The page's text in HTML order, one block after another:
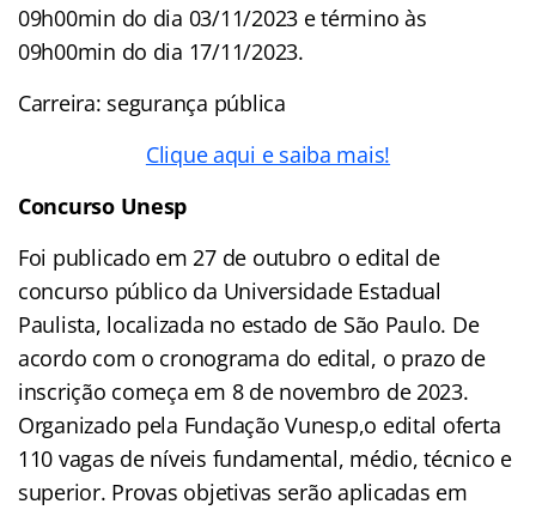
09h00min do dia 03/11/2023 e término às
09h00min do dia 17/11/2023.
Carreira: segurança pública
Clique aqui e saiba mais!
Concurso Unesp
Foi publicado em 27 de outubro o edital de
concurso público da Universidade Estadual
Paulista, localizada no estado de São Paulo. De
acordo com o cronograma do edital, o prazo de
inscrição começa em 8 de novembro de 2023.
Organizado pela Fundação Vunesp,o edital oferta
110 vagas de níveis fundamental, médio, técnico e
superior. Provas objetivas serão aplicadas em